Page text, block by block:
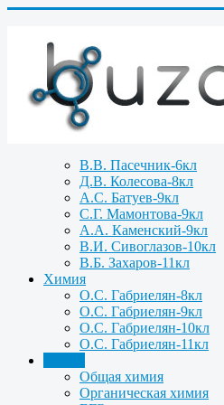
В.В. Пасечник-6кл
Д.В. Колесова-8кл
А.С. Батуев-9кл
С.Г. Мамонтова-9кл
А.А. Каменский-9кл
В.И. Сивоглазов-10кл
В.Б. Захаров-11кл
Химия
О.С. Габриелян-8кл
О.С. Габриелян-9кл
О.С. Габриелян-10кл
О.С. Габриелян-11кл
Общая химия
Органическая химия